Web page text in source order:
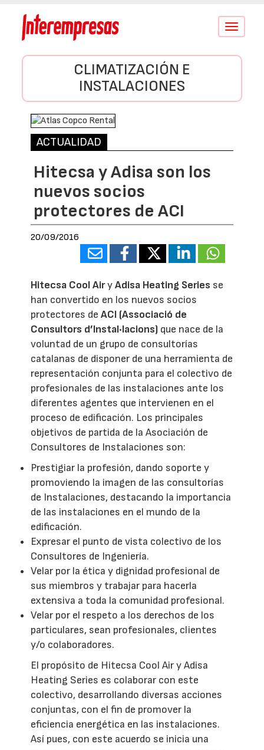
Conmutar
CLIMATIZACIÓN E
INSTALACIONES
ACTUALIDAD
Hitecsa y Adisa son los
nuevos socios
protectores de ACI
20/09/2016
Hitecsa Cool AiryAdisa Heating Series se
han convertido en los nuevos socios
protectores deACI (Associació de
Consultors d’Instal·lacions) que nace de la
voluntad de un grupo de consultorías
catalanas de disponer de una herramienta de
representación conjunta para el colectivo de
profesionales de las instalaciones ante los
diferentes agentes que intervienen en el
proceso de edificación. Los principales
objetivos de partida de la Asociación de
Consultores de Instalaciones son:
Prestigiar la profesión, dando soporte y
promoviendo la imagen de las consultorías
de Instalaciones, destacando la importancia
de las instalaciones en el mundo de la
edificación.
Expresar el punto de vista colectivo de los
Consultores de Ingeniería.
Velar por la ética y dignidad profesional de
sus miembros y trabajar para hacerla
extensiva a toda la comunidad profesional.
Velar por el respeto a los derechos de los
particulares, sean profesionales, clientes
y/o colaboradores.
El propósito de Hitecsa Cool Air y Adisa
Heating Series es colaborar con este
colectivo, desarrollando diversas acciones
conjuntas, con el fin de promover la
eficiencia energética en las instalaciones.
Así pues, con este acuerdo se inicia una